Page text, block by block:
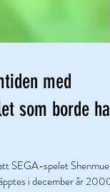
med
som borde ha